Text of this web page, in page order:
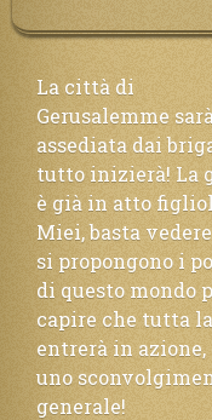
Navigazione
articoli
La città di
Gerusalemme sarà
assediata dai
tutto inizierà! La
è già in atto
Miei, basta
si propongono i
di questo mondo
capire che tutta
entrerà in azione,
uno
generale!